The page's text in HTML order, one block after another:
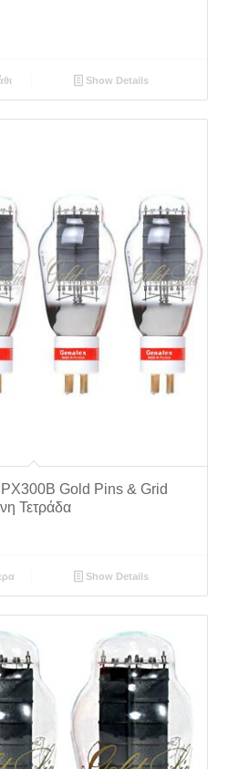
Show Details
Gold Pins & Grid
Τετράδα
Show Details